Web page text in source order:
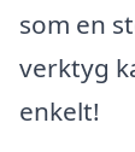
som en
verktyg
enkelt!